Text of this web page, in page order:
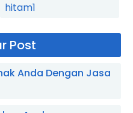
hitam1
Post
Anda Dengan Jasa